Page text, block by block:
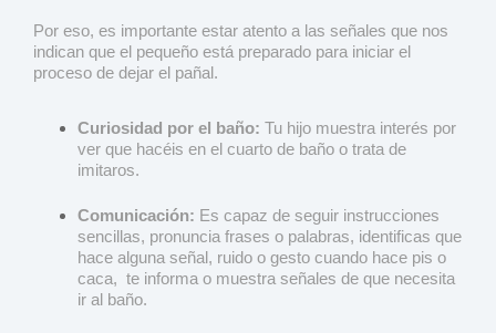
Por eso, es importante estar atento a las señales que nos
indican que el pequeño está preparado para iniciar el
proceso de dejar el pañal.
Curiosidad por el baño: Tu hijo muestra interés por
ver que hacéis en el cuarto de baño o trata de
imitaros.
Comunicación: Es capaz de seguir instrucciones
sencillas, pronuncia frases o palabras, identificas que
hace alguna señal, ruido o gesto cuando hace pis o
caca, te informa o muestra señales de que necesita
ir al baño.